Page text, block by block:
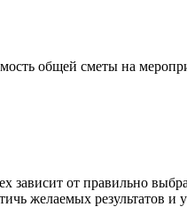
общей сметы на
от правильно
желаемых результатов